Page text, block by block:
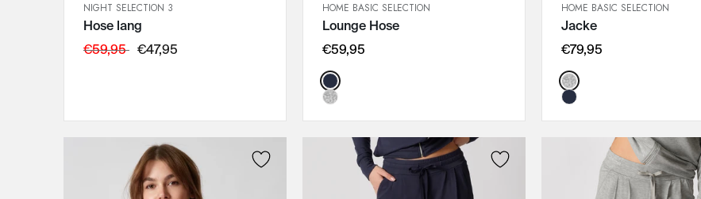
SCHNELLANSICHT
36
IN DEN WARENKORB
NIGHT SELECTION 3
Hose lang
€59,95 €47,95
SCHNELLANSICHT
46
IN DEN WARENKORB
HOME BASIC SELECTION
Lounge Hose
€59,95
Color:
SCHNELLANSICHT
46
48
HOME BASIC SELECTION
Jacke
€79,95
Color: